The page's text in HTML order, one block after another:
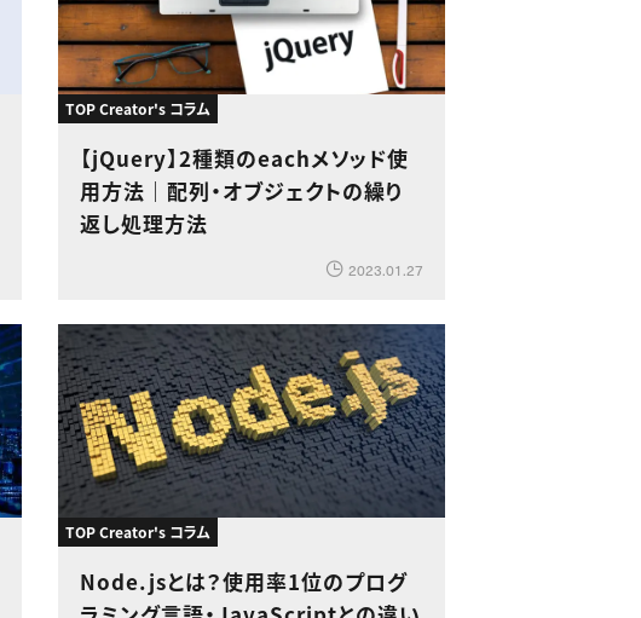
TOP Creator's コラム
【jQuery】2種類のeachメソッド使
用方法｜配列・オブジェクトの繰り
返し処理方法
2023.01.27
TOP Creator's コラム
Node.jsとは？使用率1位のプログ